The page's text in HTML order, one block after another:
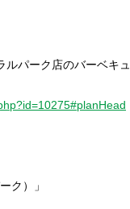
パーク店のバーベキ
ク）」